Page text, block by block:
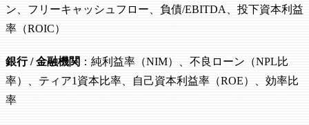
ン、フリーキャッシュフロー、負債/EBITDA、投下資本利益
率（ROIC）
銀行 / 金融機関 ：純利益率（NIM）、不良ローン（NPL比
率）、ティア1資本比率、自己資本利益率（ROE）、効率比
率